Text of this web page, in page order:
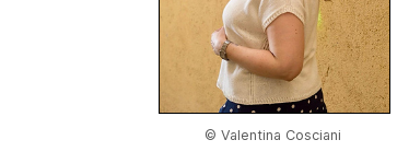
© Valentina Cosciani